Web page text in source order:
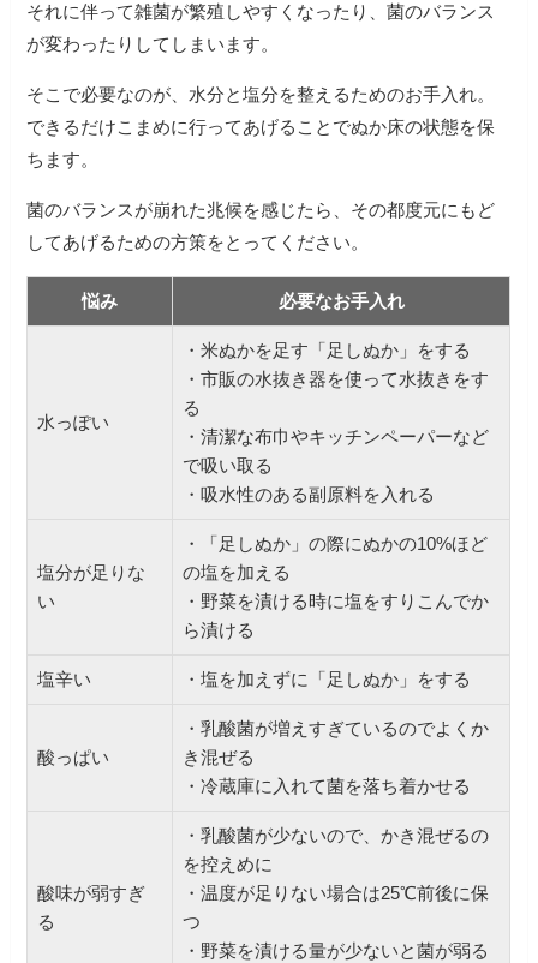
それに伴って雑菌が繁殖しやすくなったり、菌のバランス
が変わったりしてしまいます。
そこで必要なのが、水分と塩分を整えるためのお手入れ。
できるだけこまめに行ってあげることでぬか床の状態を保
ちます。
菌のバランスが崩れた兆候を感じたら、その都度元にもど
してあげるための方策をとってください。
悩み 必要なお手入れ
水っぽい
・米ぬかを足す「足しぬか」をする
・市販の水抜き器を使って水抜きをす
る
・清潔な布巾やキッチンペーパーなど
で吸い取る
・吸水性のある副原料を入れる
塩分が足りな
い
・「足しぬか」の際にぬかの10%ほど
の塩を加える
・野菜を漬ける時に塩をすりこんでか
ら漬ける
塩辛い ・塩を加えずに「足しぬか」をする
酸っぱい
・乳酸菌が増えすぎているのでよくか
き混ぜる
・冷蔵庫に入れて菌を落ち着かせる
酸味が弱すぎ
る
・乳酸菌が少ないので、かき混ぜるの
を控えめに
・温度が足りない場合は25℃前後に保
つ
・野菜を漬ける量が少ないと菌が弱る